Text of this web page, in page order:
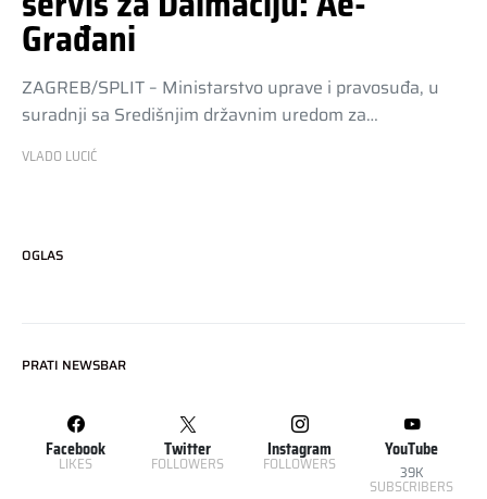
Građani
ZAGREB/SPLIT – Ministarstvo uprave i pravosuđa, u
suradnji sa Središnjim državnim uredom za…
VLADO LUCIĆ
OGLAS
PRATI NEWSBAR
Facebook
LIKES
Twitter
FOLLOWERS
Instagram
FOLLOWERS
YouTube
39K
SUBSCRIBERS